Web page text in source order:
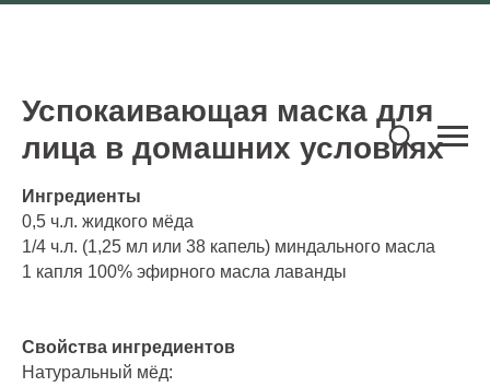
Успокаивающая маска для
лица в домашних условиях
Ингредиенты
0,5 ч.л. жидкого мёда
1/4 ч.л. (1,25 мл или 38 капель) миндального масла
1 капля 100% эфирного масла лаванды
Свойства ингредиентов
Натуральный мёд: